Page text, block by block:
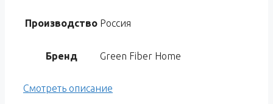
Производство Россия
Бренд Green Fiber Home
Смотреть описание